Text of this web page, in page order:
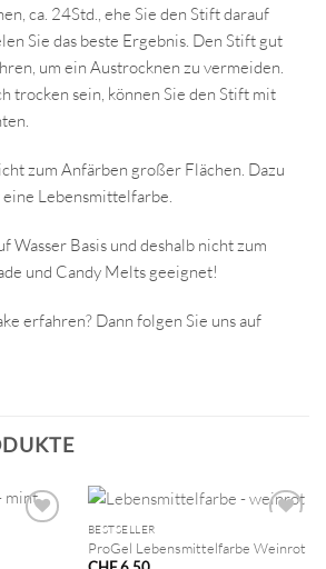
ca. 24Std., ehe Sie den Stift darauf
Sie das beste Ergebnis. Den Stift gut
um ein Austrocknen zu vermeiden.
trocken sein, können Sie den Stift mit
zum Anfärben großer Flächen. Dazu
Lebensmittelfarbe.
Wasser Basis und deshalb nicht zum
und Candy Melts geeignet!
erfahren? Dann folgen Sie uns auf
BESTSELLER
ProGel Lebensmittelfarbe Weinrot